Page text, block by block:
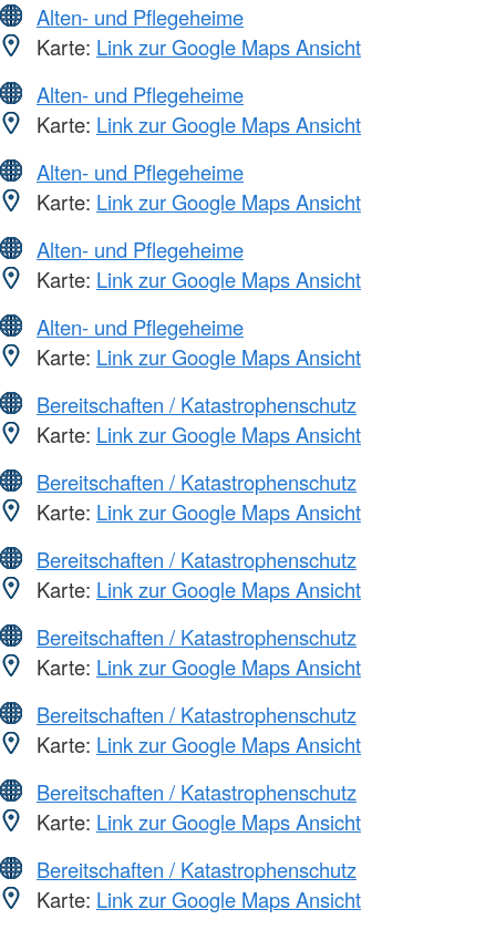
Alten- und Pflegeheime
Karte: Link zur Google Maps Ansicht
Alten- und Pflegeheime
Karte: Link zur Google Maps Ansicht
Alten- und Pflegeheime
Karte: Link zur Google Maps Ansicht
Alten- und Pflegeheime
Karte: Link zur Google Maps Ansicht
Alten- und Pflegeheime
Karte: Link zur Google Maps Ansicht
Bereitschaften / Katastrophenschutz
Karte: Link zur Google Maps Ansicht
Bereitschaften / Katastrophenschutz
Karte: Link zur Google Maps Ansicht
Bereitschaften / Katastrophenschutz
Karte: Link zur Google Maps Ansicht
Bereitschaften / Katastrophenschutz
Karte: Link zur Google Maps Ansicht
Bereitschaften / Katastrophenschutz
Karte: Link zur Google Maps Ansicht
Bereitschaften / Katastrophenschutz
Karte: Link zur Google Maps Ansicht
Bereitschaften / Katastrophenschutz
Karte: Link zur Google Maps Ansicht